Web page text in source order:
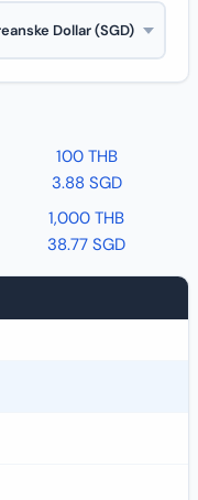
100 THB
3.88 SGD
1,000 THB
38.77 SGD